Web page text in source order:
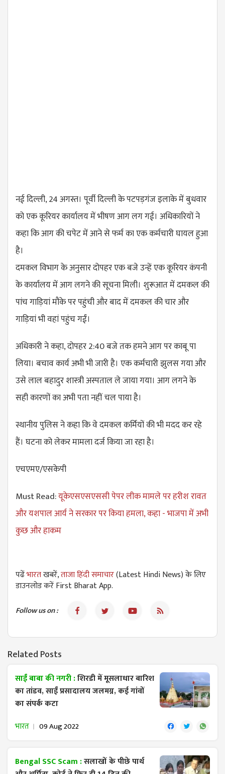
नई दिल्ली, 24 अगस्त। पूर्वी दिल्ली के पटपड़गंज इलाके में बुधवार
को एक कूरियर कार्यालय में भीषण आग लग गई। अधिकारियों ने
कहा कि आग की चपेट में आने से फर्म का एक कर्मचारी घायल हुआ
है।
दमकल विभाग के अनुसार दोपहर एक बजे उन्हें एक कूरियर कंपनी
के कार्यालय में आग लगने की सूचना मिली। शुरूआत में दमकल की
पांच गाड़ियां मौके पर पहुंची और बाद में दमकल की चार और
गाड़ियां भी वहां पहुंच गईं।
अधिकारी ने कहा, दोपहर 2:40 बजे तक हमने आग पर काबू पा
लिया। बचाव कार्य अभी भी जारी है। एक कर्मचारी झुलस गया और
उसे लाल बहादुर शास्त्री अस्पताल ले जाया गया। आग लगने के
सही कारणों का अभी पता नहीं चल पाया है।
स्थानीय पुलिस ने कहा कि वे दमकल कर्मियों की भी मदद कर रहे
हैं। घटना को लेकर मामला दर्ज किया जा रहा है।
एचएमए/एसकेपी
Must Read:यूकेएसएसएससी पेपर लीक मामले पर हरीश रावत
और यशपाल आर्य ने सरकार पर किया हमला, कहा - भाजपा में अभी
कुछ और हाकम
पढेंभारतखबरें,ताजा हिंदी समाचार(Latest Hindi News) के लिए
डाउनलोड करें First Bharat App.
Follow us on :
Related Posts
साईं बाबा की नगरी :शिरडी में मूसलाधार बारिश
का तांडव, साईं प्रसादालय जलमग्न, कई गांवों
का संपर्क कटा
भारत 09 Aug 2022
Bengal SSC Scam :सलाखों के पीछे पार्थ